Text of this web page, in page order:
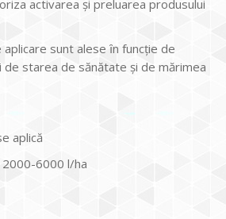
activarea şi preluarea produsului
sunt alese ȋn funcţie de
starea de sănătate şi de mărimea
aplică
2000-6000 l/ha